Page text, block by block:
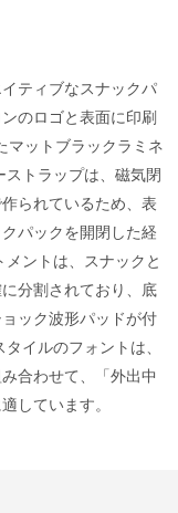
ティブなスナックパ
のロゴと表面に印刷
マットブラックラミネ
トラップは、磁気閉
られているため、表
パックを開閉した経
ントは、スナックと
分割されており、底
ック波形パッドが付
イルのフォントは、
合わせて、「外出中
しています。